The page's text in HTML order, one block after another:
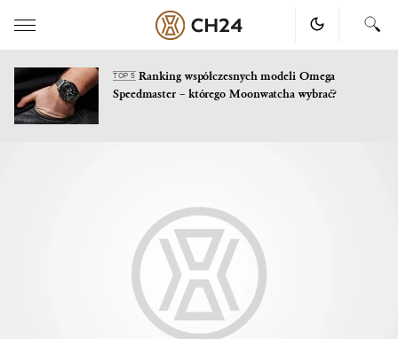
TOP 5Ranking współczesnych modeli Omega
Speedmaster – którego Moonwatcha wybrać?